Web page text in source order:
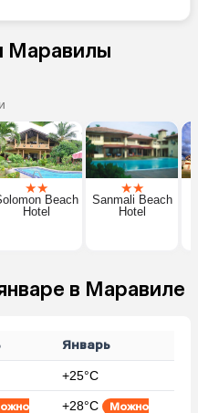
Маравилы
★★
Beach
Hotel
★★
Sanmali Beach
Hotel
в Маравиле
Январь
+25°C
+28°C Можно